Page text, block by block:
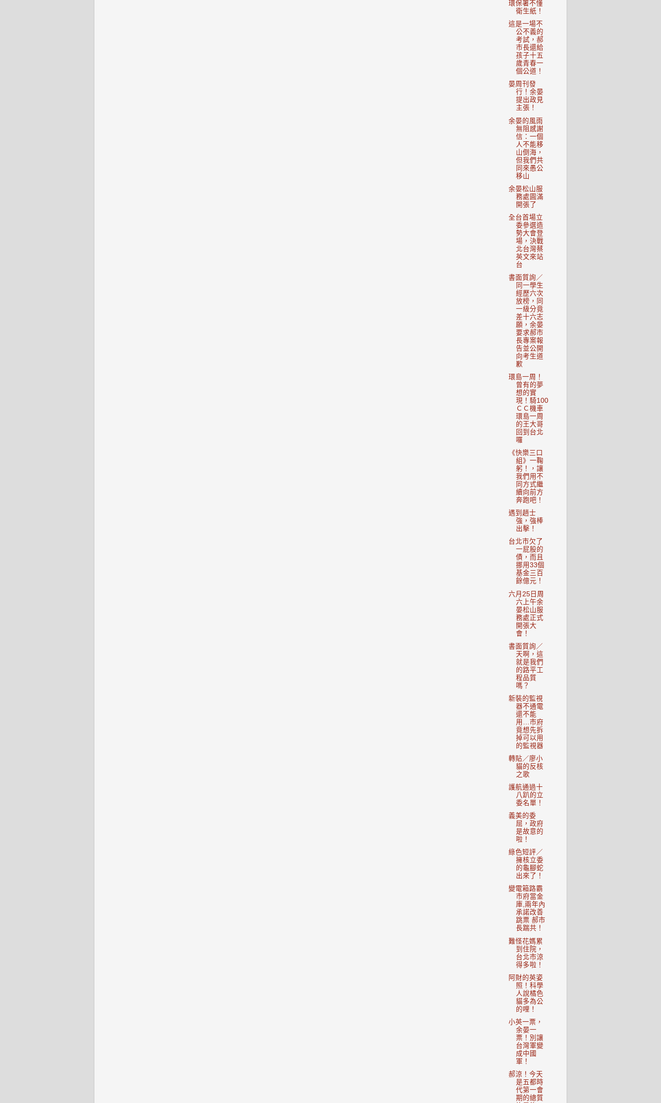
環保署不懂
衛生紙！
這是一場不
公不義的
考試，郝
市長還給
孩子十五
歲青春一
個公道！
晏周刊發
行！余晏
提出政見
主張！
余晏的風雨
無阻感謝
信：一個
人不能移
山倒海，
但我們共
同來愚公
移山
余晏松山服
務處圓滿
開張了
全台首場立
委參選造
勢大會登
場，決戰
北台灣蔡
英文來站
台
書面質詢／
同一學生
經歷六次
放榜，同
一級分竟
差十六志
願，余晏
要求郝市
長專案報
告並公開
向考生道
歉
環島一周！
曾有的夢
想的實
現！騎100
ＣＣ機車
環島一周
的王大哥
回到台北
囉
《快樂三口
組》一鞠
躬！，讓
我們用不
同方式繼
續向前方
奔跑吧！
遇到趙士
強，強棒
出擊！
台北市欠了
一屁股的
債，而且
挪用33個
基金三百
餘億元！
六月25日周
六上午余
晏松山服
務處正式
開張大
會！
書面質詢／
天啊，這
就是我們
的路平工
程品質
嗎？
新裝的監視
器不通電
還不能
用…市府
竟想先拆
掉可以用
的監視器
轉貼／廖小
貓的反核
之歌
護航通過十
八趴的立
委名單！
義美的委
屈，政府
是故意的
啦！
綠色短評／
擁核立委
的龜腳蛇
出來了！
變電箱路霸
市府當金
庫,兩年內
承諾改善
跳票 郝市
長踹共！
難怪花媽累
到住院，
台北市涼
得多啦！
阿財的英姿
照！科學
人說橘色
貓多為公
的哩！
小英一票，
余晏一
票！別讓
台灣軍變
成中國
軍！
郝涼！今天
是五都時
代第一會
期的總質